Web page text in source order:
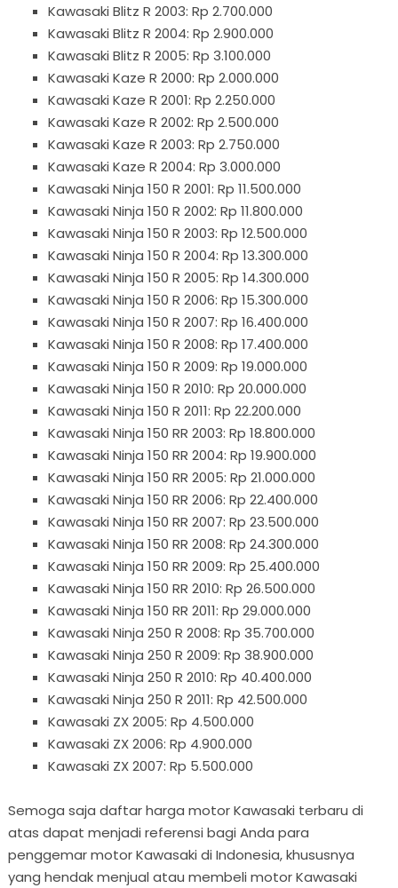
Kawasaki Blitz R 2003: Rp 2.700.000
Kawasaki Blitz R 2004: Rp 2.900.000
Kawasaki Blitz R 2005: Rp 3.100.000
Kawasaki Kaze R 2000: Rp 2.000.000
Kawasaki Kaze R 2001: Rp 2.250.000
Kawasaki Kaze R 2002: Rp 2.500.000
Kawasaki Kaze R 2003: Rp 2.750.000
Kawasaki Kaze R 2004: Rp 3.000.000
Kawasaki Ninja 150 R 2001: Rp 11.500.000
Kawasaki Ninja 150 R 2002: Rp 11.800.000
Kawasaki Ninja 150 R 2003: Rp 12.500.000
Kawasaki Ninja 150 R 2004: Rp 13.300.000
Kawasaki Ninja 150 R 2005: Rp 14.300.000
Kawasaki Ninja 150 R 2006: Rp 15.300.000
Kawasaki Ninja 150 R 2007: Rp 16.400.000
Kawasaki Ninja 150 R 2008: Rp 17.400.000
Kawasaki Ninja 150 R 2009: Rp 19.000.000
Kawasaki Ninja 150 R 2010: Rp 20.000.000
Kawasaki Ninja 150 R 2011: Rp 22.200.000
Kawasaki Ninja 150 RR 2003: Rp 18.800.000
Kawasaki Ninja 150 RR 2004: Rp 19.900.000
Kawasaki Ninja 150 RR 2005: Rp 21.000.000
Kawasaki Ninja 150 RR 2006: Rp 22.400.000
Kawasaki Ninja 150 RR 2007: Rp 23.500.000
Kawasaki Ninja 150 RR 2008: Rp 24.300.000
Kawasaki Ninja 150 RR 2009: Rp 25.400.000
Kawasaki Ninja 150 RR 2010: Rp 26.500.000
Kawasaki Ninja 150 RR 2011: Rp 29.000.000
Kawasaki Ninja 250 R 2008: Rp 35.700.000
Kawasaki Ninja 250 R 2009: Rp 38.900.000
Kawasaki Ninja 250 R 2010: Rp 40.400.000
Kawasaki Ninja 250 R 2011: Rp 42.500.000
Kawasaki ZX 2005: Rp 4.500.000
Kawasaki ZX 2006: Rp 4.900.000
Kawasaki ZX 2007: Rp 5.500.000
Semoga saja daftar harga motor Kawasaki terbaru di
atas dapat menjadi referensi bagi Anda para
penggemar motor Kawasaki di Indonesia, khususnya
yang hendak menjual atau membeli motor Kawasaki